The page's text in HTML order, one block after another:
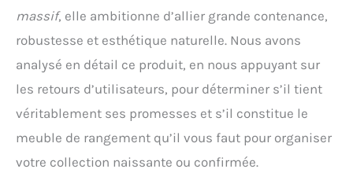
massif, elle ambitionne d’allier grande contenance,
robustesse et esthétique naturelle. Nous avons
analysé en détail ce produit, en nous appuyant sur
les retours d’utilisateurs, pour déterminer s’il tient
véritablement ses promesses et s’il constitue le
meuble de rangement qu’il vous faut pour organiser
votre collection naissante ou confirmée.